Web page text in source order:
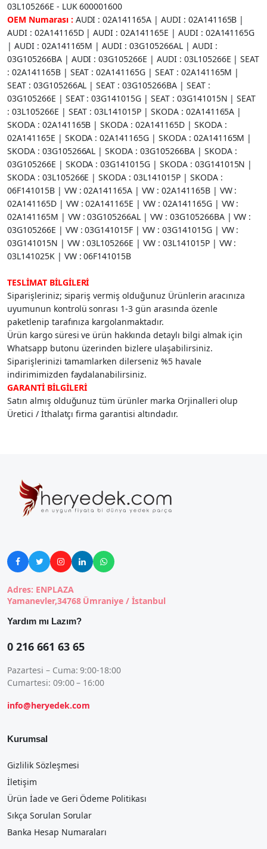
03L105266E - LUK 600001600
OEM Numarası : AUDI : 02A141165A | AUDI : 02A141165B |
AUDI : 02A141165D | AUDI : 02A141165E | AUDI : 02A141165G
| AUDI : 02A141165M | AUDI : 03G105266AL | AUDI :
03G105266BA | AUDI : 03G105266E | AUDI : 03L105266E | SEAT
: 02A141165B | SEAT : 02A141165G | SEAT : 02A141165M |
SEAT : 03G105266AL | SEAT : 03G105266BA | SEAT :
03G105266E | SEAT : 03G141015G | SEAT : 03G141015N | SEAT
: 03L105266E | SEAT : 03L141015P | SKODA : 02A141165A |
SKODA : 02A141165B | SKODA : 02A141165D | SKODA :
02A141165E | SKODA : 02A141165G | SKODA : 02A141165M |
SKODA : 03G105266AL | SKODA : 03G105266BA | SKODA :
03G105266E | SKODA : 03G141015G | SKODA : 03G141015N |
SKODA : 03L105266E | SKODA : 03L141015P | SKODA :
06F141015B | VW : 02A141165A | VW : 02A141165B | VW :
02A141165D | VW : 02A141165E | VW : 02A141165G | VW :
02A141165M | VW : 03G105266AL | VW : 03G105266BA | VW :
03G105266E | VW : 03G141015F | VW : 03G141015G | VW :
03G141015N | VW : 03L105266E | VW : 03L141015P | VW :
03L141025K | VW : 06F141015B
TESLİMAT BİLGİLERİ
Siparişleriniz; sipariş vermiş olduğunuz Ürünlerin aracınıza
uyumunun kontrolü sonrası 1-3 gün arasında özenle
paketlenip tarafınıza kargolanmaktadır.
Ürün kargo süresi ve ürün hakkında detaylı bilgi almak için
Whatsapp butonu üzerinden bizlere ulaşabilirsiniz.
Siparişlerinizi tamamlarken dilerseniz %5 havale
indirimimizden faydalanabilirsiniz.
GARANTİ BİLGİLERİ
Satın almış olduğunuz tüm ürünler marka Orjinalleri olup
Üretici / İthalatçı firma garantisi altındadır.
    
Adres: ENPLAZA
Yamanevler,34768 Ümraniye / İstanbul
Yardım mı Lazım?
0 216 661 63 65
Pazartesi – Cuma: 9:00-18:00
Cumartesi: 09:00 – 16:00
info@heryedek.com
Kurumsal
Gizlilik Sözleşmesi
İletişim
Ürün İade ve Geri Ödeme Politikası
Sıkça Sorulan Sorular
Banka Hesap Numaraları